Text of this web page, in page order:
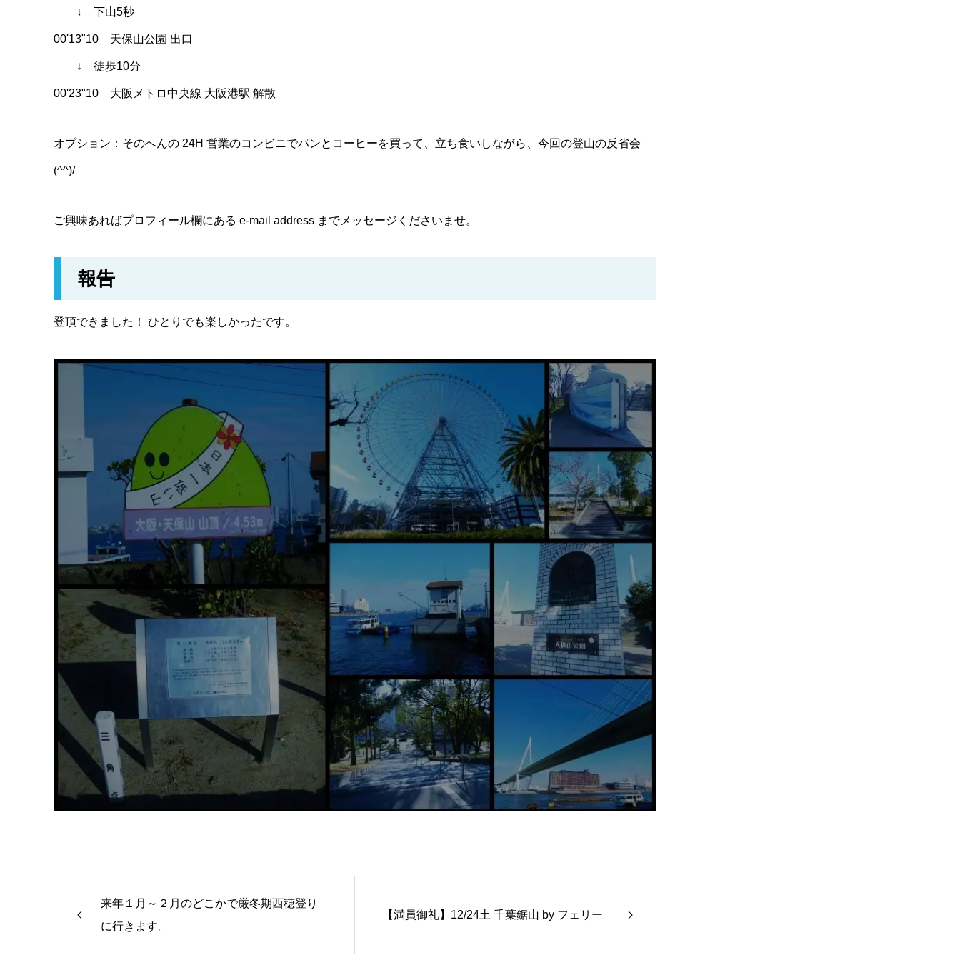
↓ 下山5秒
00'13"10 天保山公園 出口
↓ 徒歩10分
00'23"10 大阪メトロ中央線 大阪港駅 解散
オプション：そのへんの 24H 営業のコンビニでパンとコーヒーを買って、立ち食いしながら、今回の登山の反省会
(^^)/
ご興味あればプロフィール欄にある e-mail address までメッセージくださいませ。
報告
登頂できました！ ひとりでも楽しかったです。
来年１月～２月のどこかで厳冬期西穂登り
に行きます。
【満員御礼】12/24土 千葉鋸山 by フェリー